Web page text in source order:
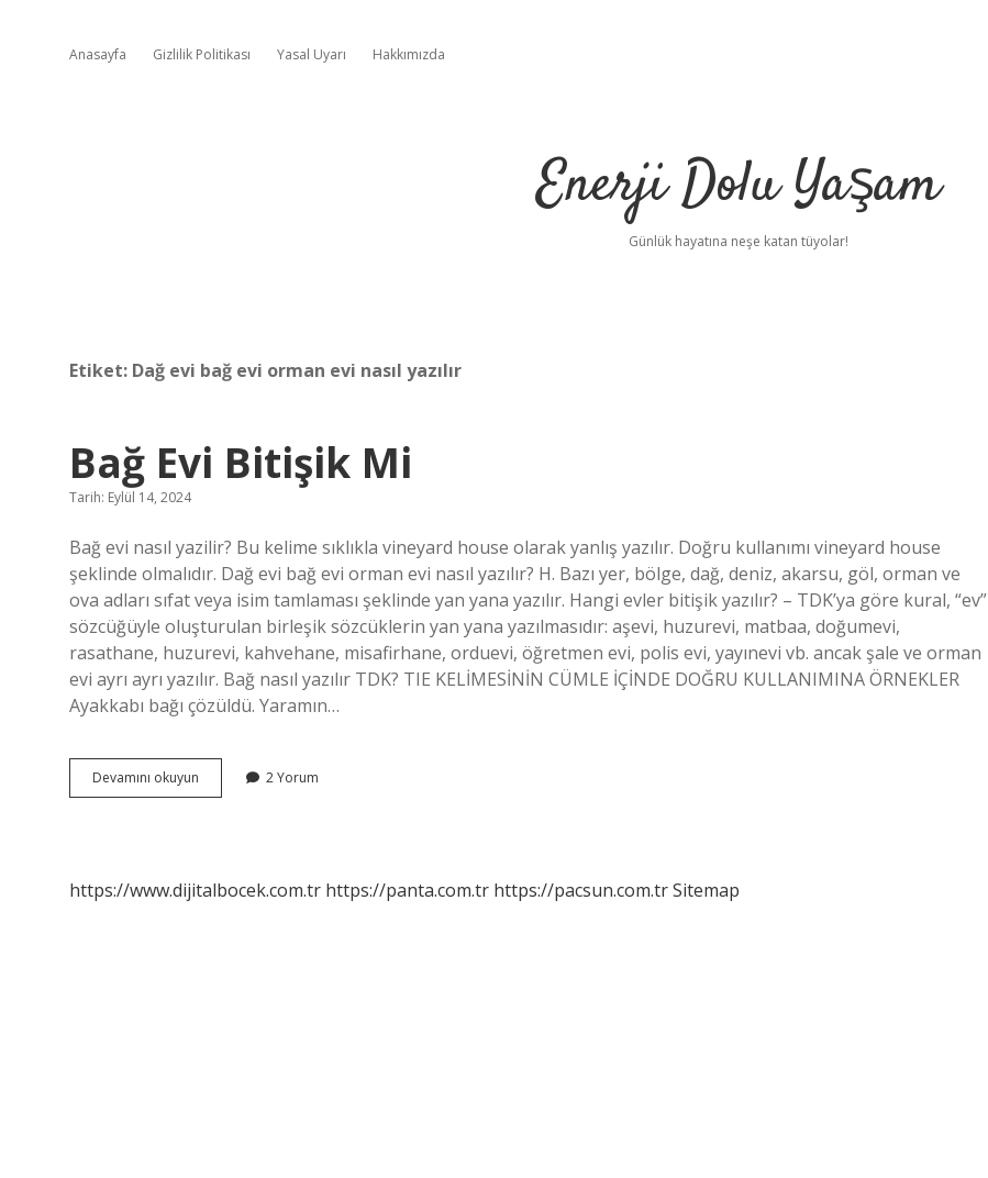
Anasayfa Gizlilik Politikası Yasal Uyarı Hakkımızda
Enerji Dolu Yaşam
Günlük hayatına neşe katan tüyolar!
Etiket: Dağ evi bağ evi orman evi nasıl yazılır
Bağ Evi Bitişik Mi
Tarih: Eylül 14, 2024
Bağ evi nasıl yazilir? Bu kelime sıklıkla vineyard house olarak yanlış yazılır. Doğru kullanımı vineyard house
şeklinde olmalıdır. Dağ evi bağ evi orman evi nasıl yazılır? H. Bazı yer, bölge, dağ, deniz, akarsu, göl, orman ve
ova adları sıfat veya isim tamlaması şeklinde yan yana yazılır. Hangi evler bitişik yazılır? – TDK’ya göre kural, “ev”
sözcüğüyle oluşturulan birleşik sözcüklerin yan yana yazılmasıdır: aşevi, huzurevi, matbaa, doğumevi,
rasathane, huzurevi, kahvehane, misafirhane, orduevi, öğretmen evi, polis evi, yayınevi vb. ancak şale ve orman
evi ayrı ayrı yazılır. Bağ nasıl yazılır TDK? TIE KELİMESİNİN CÜMLE İÇİNDE DOĞRU KULLANIMINA ÖRNEKLER
Ayakkabı bağı çözüldü. Yaramın…
Devamını okuyun
Evi
2 Yorum
https://www.dijitalbocek.com.tr https://panta.com.tr https://pacsun.com.trSitemap